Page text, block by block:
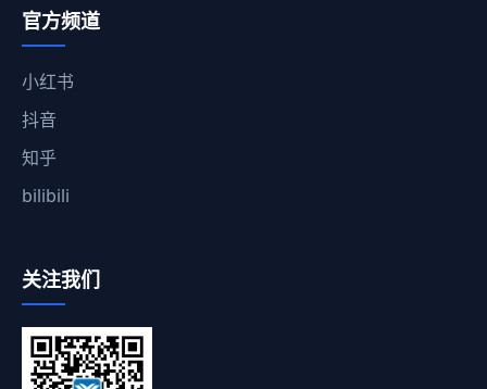
官方频道
小红书
抖音
知乎
bilibili
关注我们